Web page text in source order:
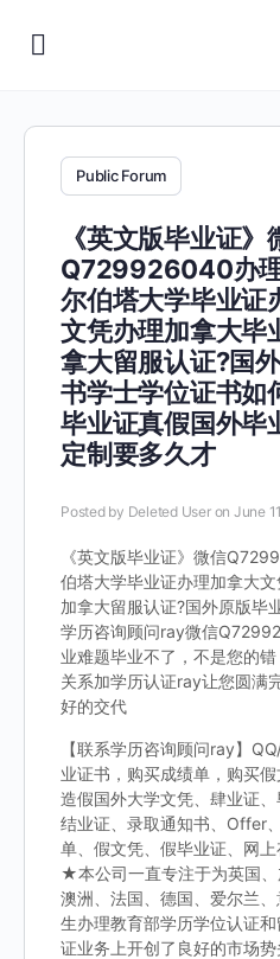
Public Forum
《英文版毕业证》
Q729926040办
尔伯塔大学毕业证
文凭办理加拿大毕
拿大留服认证?国
书学士学位证书如
毕业证真假国外毕
定制要多久才
Posted by Deleted User on June
《英文版毕业证》微信
伯塔大学毕业证办理加拿大
加拿大留服认证?国外原版毕
学历咨询顾问ray微信
业难题毕业不了，不是您的
关系加学历认证ray让您圆满
好的交代
【联系学历咨询顾问ray】
业证书，购买成绩单，购买
造假国外大学文凭、肆业证、
结业证、录取通知书、Offer
单、假文凭、假毕业证、网上
★本公司一直专注于为英国、
澳洲、法国、德国、爱尔兰
生办理教育部学历学位认证
证业务上开创了良好的市场